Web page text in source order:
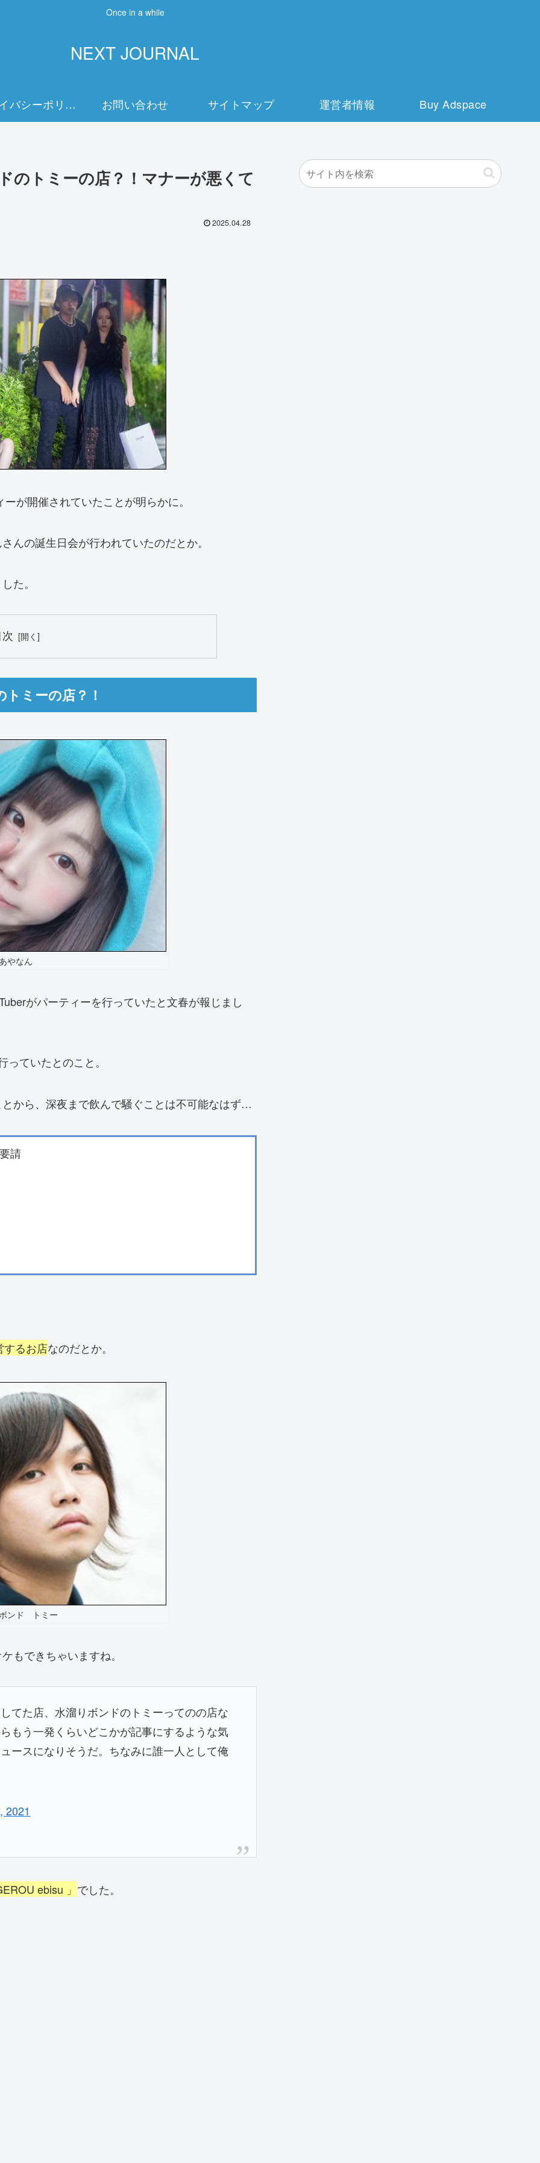
Once in a while
NEXT JOURNAL
プライバシーポリシー お問い合わせ サイトマップ 運営者情報 Buy Adspace
のトミーの店？！マナーが悪くて
2025.04.28
が開催されていたことが明らかに。
んの誕生日会が行われていたのだとか。
た。
ミーの店？！
やなん
がパーティーを行っていたと文春が報じまし
っていたとのこと。
から、深夜まで飲んで騒ぐことは不可能なはず…
請
するお店なのだとか。
ンド トミー
もできちゃいますね。
てた店、水溜りボンドのトミーってのの店な
もう一発くらいどこかが記事にするような気
ースになりそうだ。ちなみに誰一人として俺
2021
ebisu 」 でした。